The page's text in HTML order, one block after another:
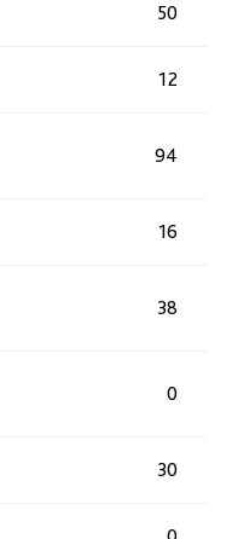
50
12
94
16
38
0
30